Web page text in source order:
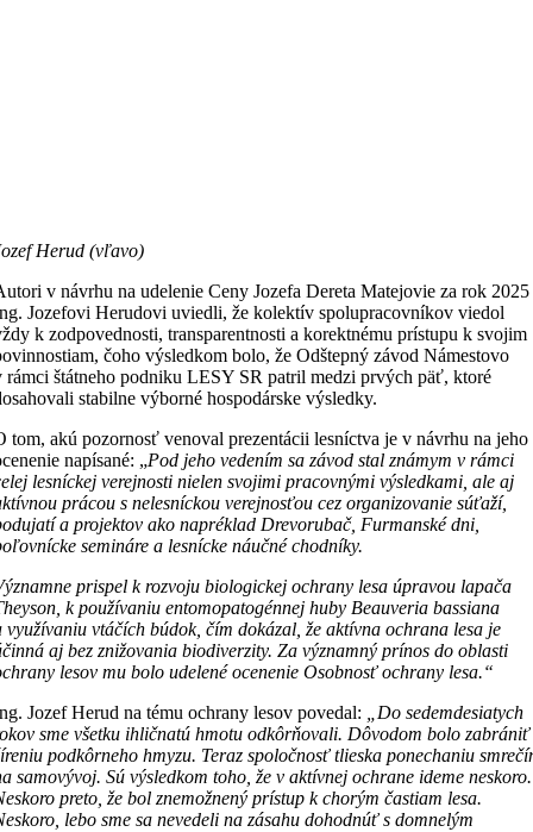
Herud (vľavo)
v návrhu na udelenie Ceny Jozefa Dereta Matejovie za rok 2025
Jozefovi Herudovi uviedli, že kolektív spolupracovníkov viedol
k zodpovednosti, transparentnosti a korektnému prístupu k svojim
čoho výsledkom bolo, že Odštepný závod Námestovo
rámci štátneho podniku LESY SR patril medzi prvých päť, ktoré
stabilne výborné hospodárske výsledky.
tom, akú pozornosť venoval prezentácii lesníctva je v návrhu na jeho
napísané: „Pod jeho vedením sa závod stal známym v rámci
lesníckej verejnosti nielen svojimi pracovnými výsledkami, ale aj
prácou s nelesníckou verejnosťou cez organizovanie súťaží,
a projektov ako napréklad Drevorubač, Furmanské dni,
semináre a lesnícke náučné chodníky.
prispel k rozvoju biologickej ochrany lesa úpravou lapača
k používaniu entomopatogénnej huby Beauveria bassiana
využívaniu vtáčích búdok, čím dokázal, že aktívna ochrana lesa je
aj bez znižovania biodiverzity. Za významný prínos do oblasti
lesov mu bolo udelené ocenenie Osobnosť ochrany lesa.“
Jozef Herud na tému ochrany lesov povedal:
„Do sedemdesiatych
sme všetku ihličnatú hmotu odkôrňovali. Dôvodom bolo zabrániť
podkôrneho hmyzu. Teraz spoločnosť tlieska ponechaniu
samovývoj. Sú výsledkom toho, že v aktívnej ochrane ideme neskoro.
preto, že bol znemožnený prístup k chorým častiam lesa.
lebo sme sa nevedeli na zásahu dohodnúť s domnelým